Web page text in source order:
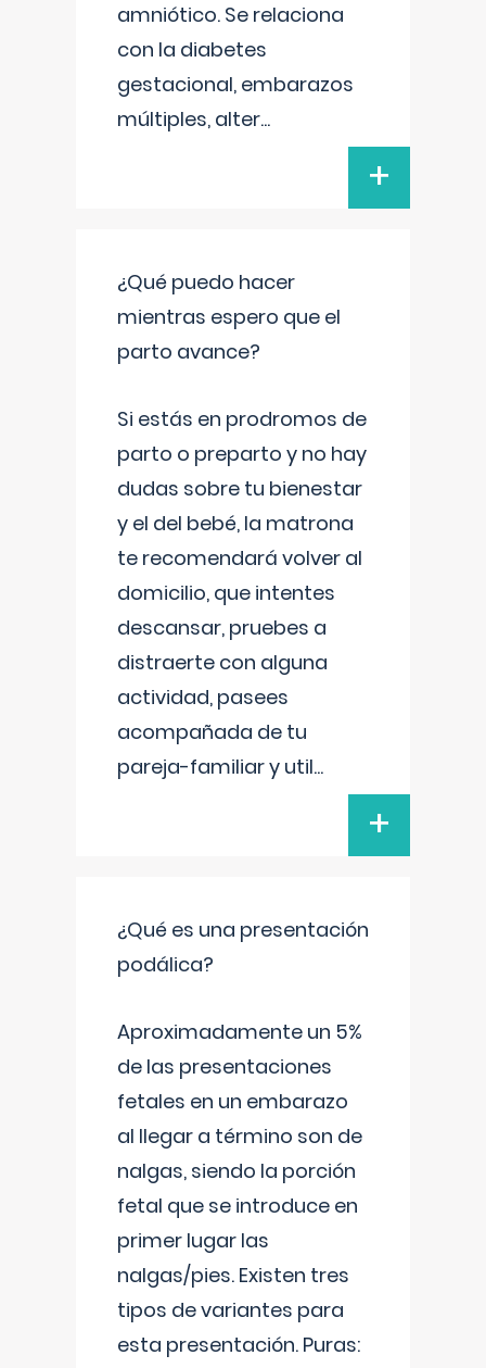
amniótico. Se relaciona
con la diabetes
gestacional, embarazos
múltiples, alter...
+
¿Qué puedo hacer
mientras espero que el
parto avance?
Si estás en prodromos de
parto o preparto y no hay
dudas sobre tu bienestar
y el del bebé, la matrona
te recomendará volver al
domicilio, que intentes
descansar, pruebes a
distraerte con alguna
actividad, pasees
acompañada de tu
pareja-familiar y util...
+
¿Qué es una presentación
podálica?
Aproximadamente un 5%
de las presentaciones
fetales en un embarazo
al llegar a término son de
nalgas, siendo la porción
fetal que se introduce en
primer lugar las
nalgas/pies. Existen tres
tipos de variantes para
esta presentación. Puras: